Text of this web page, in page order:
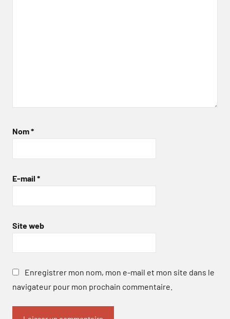
Nom*
E-mail *
Site web
Enregistrer mon nom, mon e-mail et mon site dans le
navigateur pour mon prochain commentaire.